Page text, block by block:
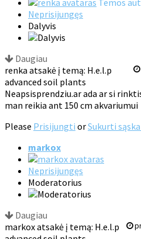
Temos
Neprisijungęs
Dalyvis
Daugiau
renka atsakė į temą: H.e.l.p
advanced soil plants
Neapsisprendziu.ar ada ar si
man reikia ant 150 cm akvariumui
Please Prisijungti orSukurti
markox
Neprisijungęs
Moderatorius
Daugiau
markox atsakė į temą: H.e.l.p